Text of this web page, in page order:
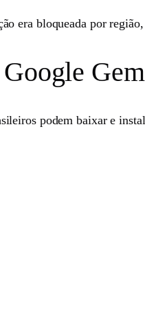
era bloqueada por
podem baixar e